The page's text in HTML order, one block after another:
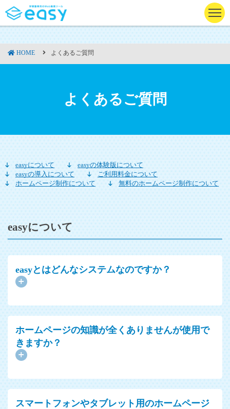
HOME よくあるご質問
よくあるご質問
easyについて
easyの体験版について
easyの導入について
ご利用料金について
ホームページ制作について
無料のホームページ制作について
easyについて
easyとはどんなシステムなのですか？
ホームページの知識が全くありませんが使用で
きますか？
スマートフォンやタブレット用のホームページ